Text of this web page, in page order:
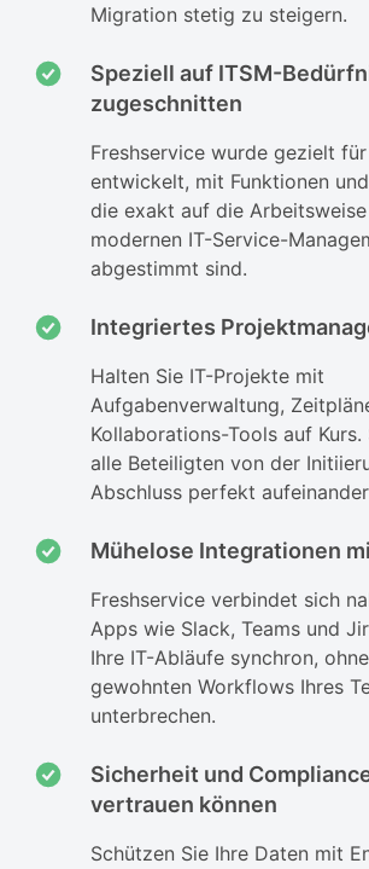
Migration stetig zu steigern.
Speziell auf ITSM-
zugeschnitten
Freshservice wurde gezielt für
entwickelt, mit Funktionen
die exakt auf die
modernen IT-Service-
abgestimmt sind.
Integriertes
Halten Sie IT-Projekte mit
Aufgabenverwaltung,
Kollaborations-Tools auf Kurs.
alle Beteiligten von der
Abschluss perfekt
Mühelose Integrationen
Freshservice verbindet sich
Apps wie Slack, Teams und
Ihre IT-Abläufe synchron,
gewohnten Workflows Ihres
unterbrechen.
Sicherheit und
vertrauen können
Schützen Sie Ihre Daten mit